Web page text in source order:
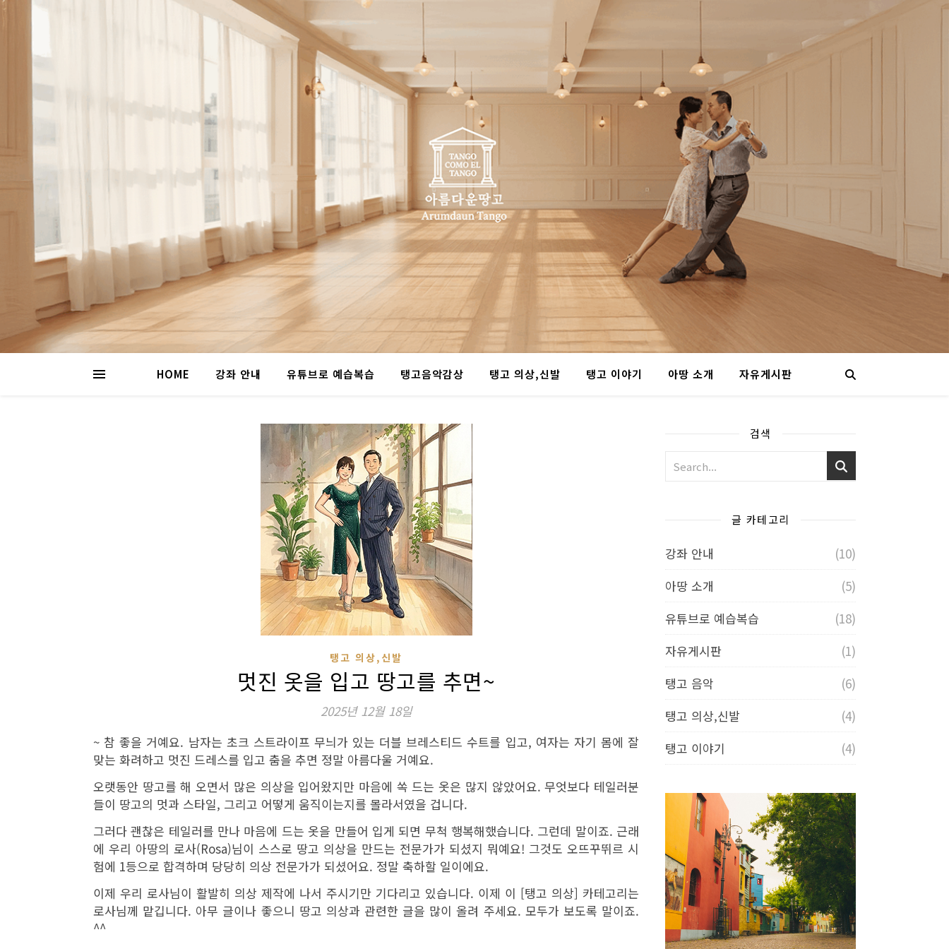
HOME 강좌 안내 유튜브로 예습복습 탱고음악감상 탱고 의상,신발 탱고 이야기 아땅 소개 자유게시판
탱고 의상,신발
멋진 옷을 입고 땅고를 추면~
2025년 12월 18일
~ 참 좋을 거예요. 남자는 초크 스트라이프 무늬가 있는 더블 브레스티드 수트를 입고, 여자는 자기 몸에 잘
맞는 화려하고 멋진 드레스를 입고 춤을 추면 정말 아름다울 거예요.
오랫동안 땅고를 해 오면서 많은 의상을 입어왔지만 마음에 쏙 드는 옷은 많지 않았어요. 무엇보다 테일러분
들이 땅고의 멋과 스타일, 그리고 어떻게 움직이는지를 몰라서였을 겁니다.
그러다 괜찮은 테일러를 만나 마음에 드는 옷을 만들어 입게 되면 무척 행복해했습니다. 그런데 말이죠. 근래
에 우리 아땅의 로사(Rosa)님이 스스로 땅고 의상을 만드는 전문가가 되셨지 뭐예요! 그것도 오뜨꾸뛰르 시
험에 1등으로 합격하며 당당히 의상 전문가가 되셨어요. 정말 축하할 일이에요.
이제 우리 로사님이 활발히 의상 제작에 나서 주시기만 기다리고 있습니다. 이제 이 [탱고 의상] 카테고리는
로사님께 맡깁니다. 아무 글이나 좋으니 땅고 의상과 관련한 글을 많이 올려 주세요. 모두가 보도록 말이죠.
^^
검색
글 카테고리
강좌 안내
(10)
아땅 소개
(5)
유튜브로 예습복습
(18)
자유게시판
(1)
탱고 음악
(6)
탱고 의상,신발
(4)
탱고 이야기
(4)